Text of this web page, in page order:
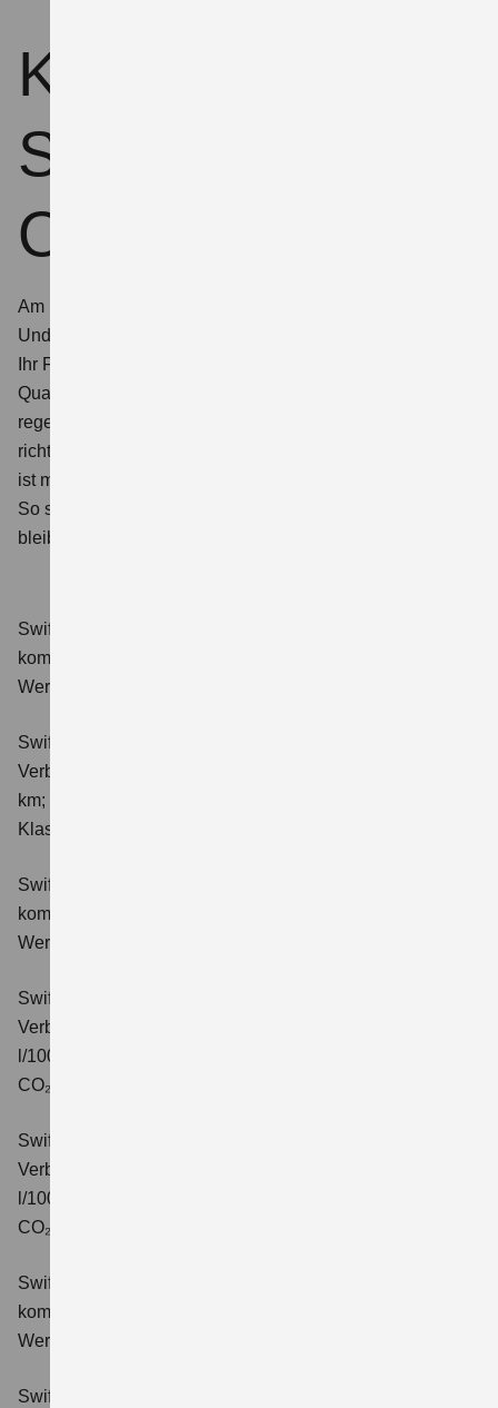
Keep it real - mit
Suzuki
Originalteilen
Am besten alles Suzuki. Bei Ersatzteilen. Beim Zubehör.
Und bei Wartung und Service. So sorgen wir dafür, dass
Ihr Fahrzeug die hohen
Qualität und Sicherheit hält. Unser Fachpersonal wird
regelmäßig geschult und weitergebildet, verfügt über die
richtigen Diagnosetools sowie die Diagnoseexpertise und
ist mit dem passenden Werkzeug ausgestattet.
So sorgen wir dafür, dass Ihr Suzuki sicher und fahrbereit
bleibt.
Swift 1.2 DUALJET HYBRID Club
kombinierter Energieverbrauch 4,4 l/100km; kombinierter
Wert der CO₂-Emission: 98 g/km; CO₂-Klasse: C.
Swift 1.2 DUALJET HYBRID ALLGRIP Club
Verbrauchswerte: kombinierter Energieverbrauch 4,9 l/100
km; kombinierter Wert der CO₂-Emission: 111 g/km; CO₂-
Klasse: C.
Swift 1.2 DUALJET HYBRID Comfort
kombinierter Energieverbrauch 4,4 l/100km; kombinierter
Wert der CO₂-Emission: 99 g/km; CO₂-Klasse: C.
Swift 1.2 DUALJET HYBRID CVT Comfort
Verbrauchswerte: kombinierter Energieverbrauch 4,7
l/100km; kombinierter Wert der CO₂-Emission: 106 g/km;
CO₂-Klasse: C.
Swift 1.2 DUALJET HYBRID ALLGRIP Comfort
Verbrauchswerte: kombinierter Energieverbrauch 4,9
l/100km; kombinierter Wert der CO₂-Emission: 110 g/km;
CO₂-Klasse: C.
Swift 1.2 DUALJET HYBRID Comfort+
kombinierter Energieverbrauch 4,4 l/100km; kombinierter
Wert der CO₂-Emission: 99 g/km; CO₂-Klasse: C.
Swift 1.2 DUALJET HYBRID CVT Comfort+